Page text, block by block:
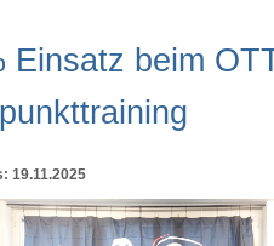
Einsatz beim
19.11.2025